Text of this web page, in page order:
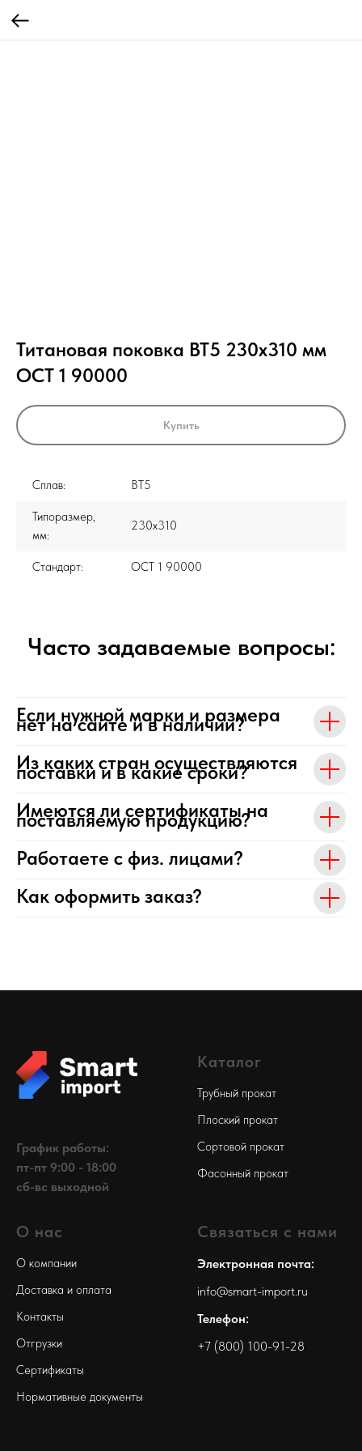
Титановая поковка ВТ5 230x310 мм
ОСТ 1 90000
Купить
Сплав: ВТ5
Типоразмер,
мм:
230x310
Стандарт: ОСТ 1 90000
Часто задаваемые вопросы:
Если нужной марки и размера
нет на сайте и в наличии?
Из каких стран осуществляются
поставки и в какие сроки?
Имеются ли сертификаты на
поставляемую продукцию?
Работаете с физ. лицами?
Как оформить заказ?
График работы:
пт-пт 9:00 - 18:00
сб-вс выходной
Каталог
Трубный прокат
Плоский прокат
Сортовой прокат
Фасонный прокат
О нас
О компании
Доставка и оплата
Контакты
Отгрузки
Сертификаты
Нормативные документы
Связаться с нами
Электронная почта:
info@smart-import.ru
Телефон:
+7 (800) 100-91-28